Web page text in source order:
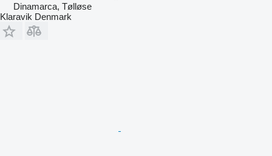
Dinamarca, Tølløse
Klaravik Denmark